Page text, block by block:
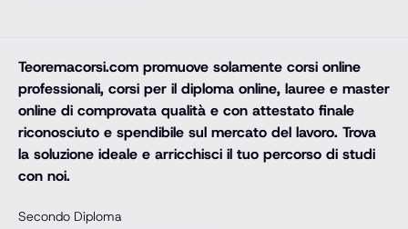
Teoremacorsi.com promuove solamente corsi online
professionali, corsi per il diploma online, lauree e master
online di comprovata qualità e con attestato finale
riconosciuto e spendibile sul mercato del lavoro. Trova
la soluzione ideale e arricchisci il tuo percorso di studi
con noi.
Secondo Diploma